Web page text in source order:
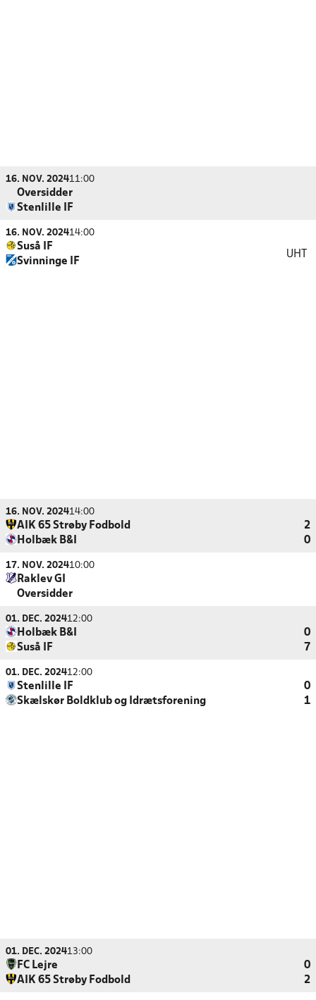
16. NOV. 202411:00
Oversidder
Stenlille IF
16. NOV. 202414:00
Suså IF
Svinninge IF
UHT
16. NOV. 202414:00
AIK 65 Strøby Fodbold
2
Holbæk B&I
0
17. NOV. 202410:00
Raklev GI
Oversidder
01. DEC. 202412:00
Holbæk B&I
0
Suså IF
7
01. DEC. 202412:00
Stenlille IF
0
Skælskør Boldklub og Idrætsforening
1
01. DEC. 202413:00
FC Lejre
0
AIK 65 Strøby Fodbold
2